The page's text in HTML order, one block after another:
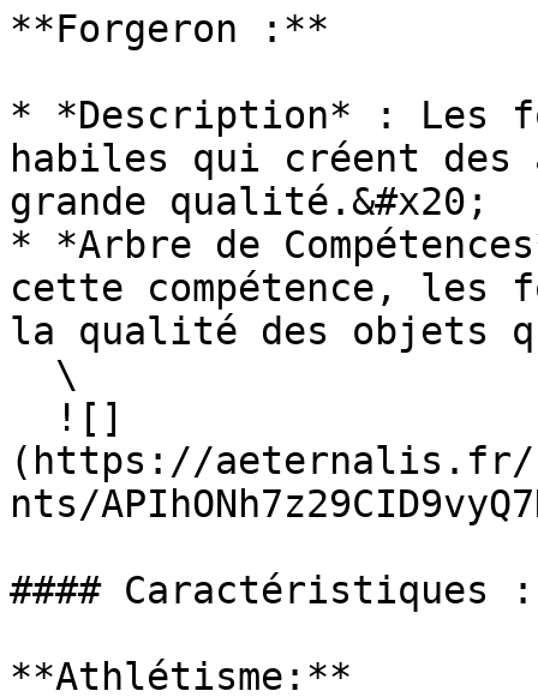
**Forgeron :**
* *Description* : Les
habiles qui créent des
grande qualité.&#x20;
* *Arbre de
cette compétence, les
la qualité des objets
(https://aeternalis.fr/
nts/
#### Caractéristiques :
**Athlétisme:**